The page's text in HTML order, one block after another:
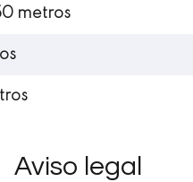
metros
Aviso legal